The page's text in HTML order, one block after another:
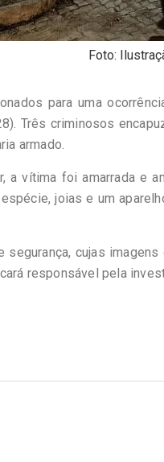
Foto:
para uma
Três criminosos
armado.
a vítima foi amarrada e
joias e um
cujas
responsável pela